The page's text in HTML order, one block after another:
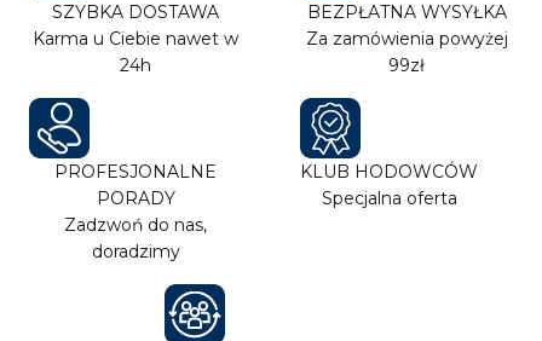
SZYBKA DOSTAWA
Karma u Ciebie nawet w
24h
BEZPŁATNA WYSYŁKA
Za zamówienia powyżej
99zł
PROFESJONALNE
PORADY
Zadzwoń do nas,
doradzimy
KLUB HODOWCÓW
Specjalna oferta